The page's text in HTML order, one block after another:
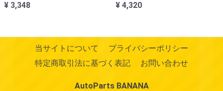
¥ 3,348
¥ 4,320
当サイトについて
プライバシーポリシー
特定商取引法に基づく表記
お問い合わせ
AutoParts BANANA